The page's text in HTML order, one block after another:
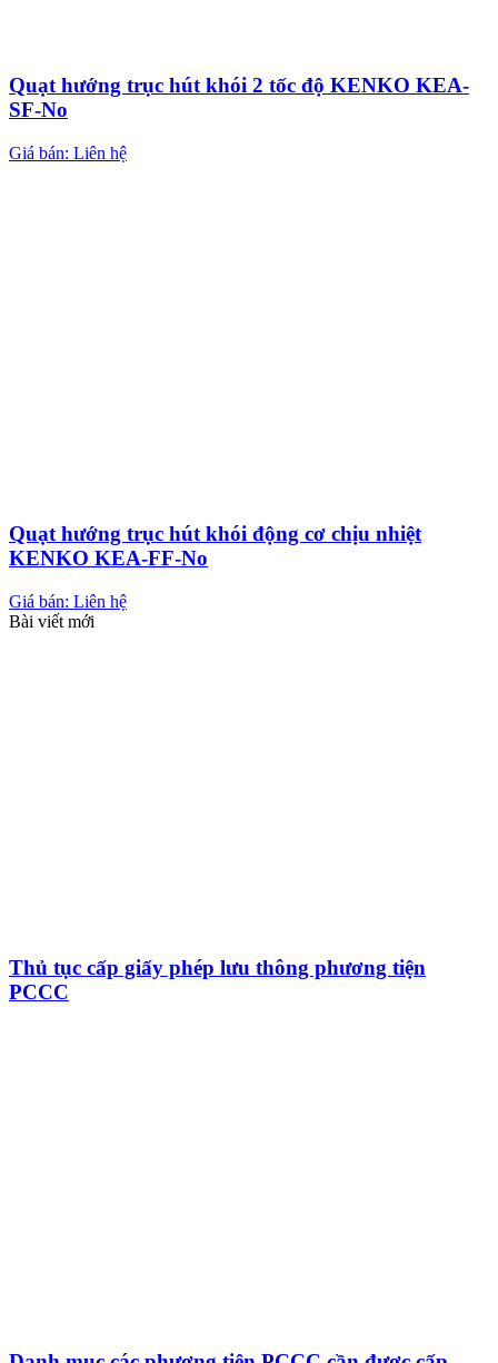
Quạt hướng trục hút khói 2 tốc độ KENKO KEA-
SF-No
Giá bán: Liên hệ
Quạt hướng trục hút khói động cơ chịu nhiệt
KENKO KEA-FF-No
Giá bán: Liên hệ
Bài viết mới
Thủ tục cấp giấy phép lưu thông phương tiện
PCCC